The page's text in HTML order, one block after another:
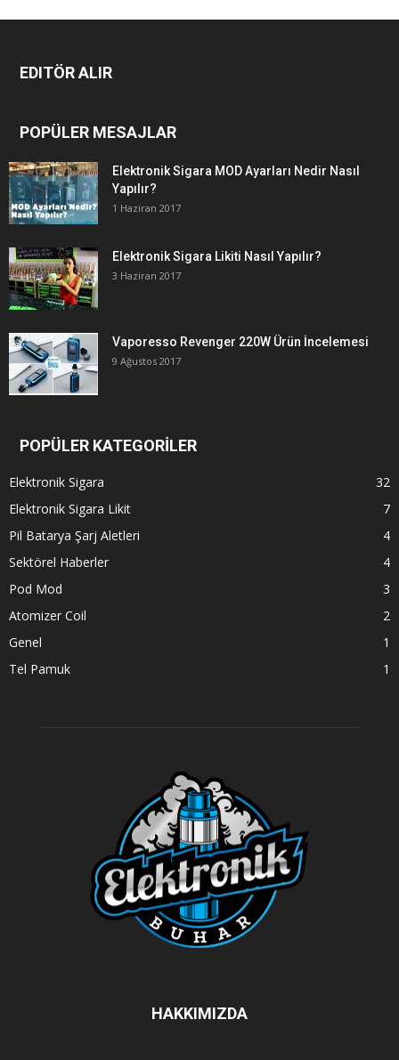
EDITÖR ALIR
POPÜLER MESAJLAR
Elektronik Sigara MOD Ayarları Nedir Nasıl
Yapılır?
1 Haziran 2017
Elektronik Sigara Likiti Nasıl Yapılır?
3 Haziran 2017
Vaporesso Revenger 220W Ürün İncelemesi
9 Ağustos 2017
POPÜLER KATEGORİLER
Elektronik Sigara
32
Elektronik Sigara Likit
7
Pil Batarya Şarj Aletleri
4
Sektörel Haberler
4
Pod Mod
3
Atomizer Coil
2
Genel
1
Tel Pamuk
1
HAKKIMIZDA